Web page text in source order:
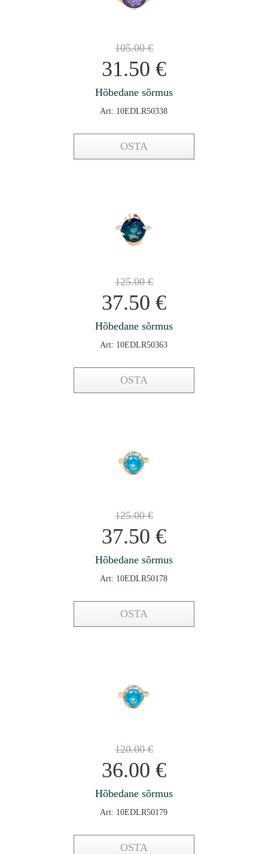
105.00€
31.50 €
Hõbedane sõrmus
Art: 10EDLR50338
OSTA
125.00€
37.50 €
Hõbedane sõrmus
Art: 10EDLR50363
OSTA
125.00€
37.50 €
Hõbedane sõrmus
Art: 10EDLR50178
OSTA
120.00€
36.00 €
Hõbedane sõrmus
Art: 10EDLR50179
OSTA